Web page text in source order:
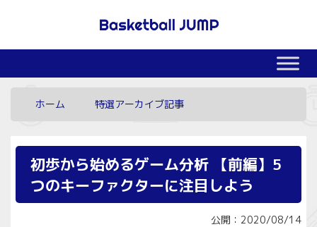
ホーム 特選アーカイブ記事
初歩から始めるゲーム分析 【前編】5
つのキーファクターに注目しよう
公開：2020/08/14